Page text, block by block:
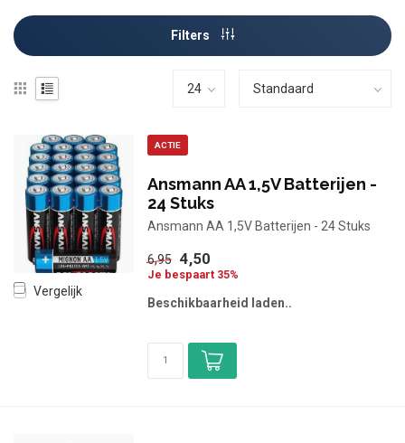
Filters
Vergelijk
ACTIE
Ansmann AA 1,5V Batterijen -
24 Stuks
Ansmann AA 1,5V Batterijen - 24 Stuks
6,95 4,50
Je bespaart 35%
Beschikbaarheid laden..